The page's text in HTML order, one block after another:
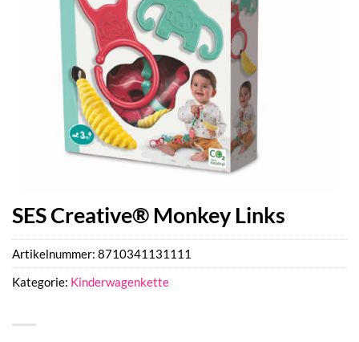
SES Creative® Monkey Links
Artikelnummer: 8710341131111
Kategorie: Kinderwagenkette